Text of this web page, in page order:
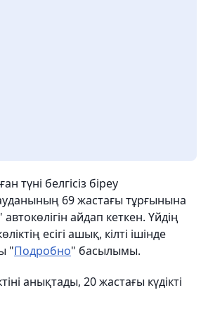
түні белгісіз біреу
69 жастағы тұрғынына
автокөлігін айдап кеткен. Үйдің
есігі ашық, кілті ішінде
"Подробно" басылымы.
анықтады, 20 жастағы күдікті